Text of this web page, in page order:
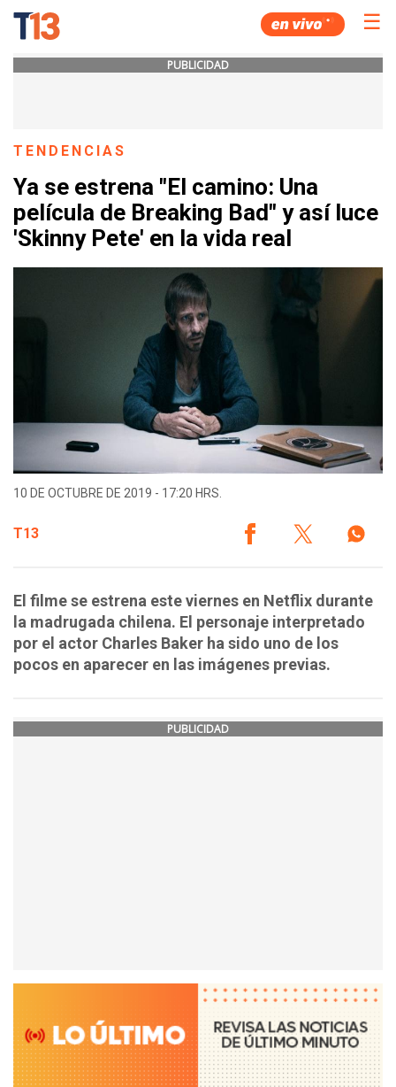
☰
PUBLICIDAD
TENDENCIAS
Ya se estrena "El camino: Una
película de Breaking Bad" y así luce
'Skinny Pete' en la vida real
10 DE OCTUBRE DE 2019 - 17:20 HRS.
T13
El filme se estrena este viernes en Netflix durante
la madrugada chilena. El personaje interpretado
por el actor Charles Baker ha sido uno de los
pocos en aparecer en las imágenes previas.
PUBLICIDAD